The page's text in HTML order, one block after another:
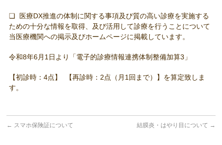
❏ 医療DX推進の体制に関する事項及び質の高い診療を実施する
ための十分な情報を取得、及び活用して診療を行うことについて
当医療機関への掲示及びホームページに掲載しています。
令和8年6月1日より「電子的診療情報連携体制整備加算3」
【初診時：4点】 【再診時：2点（月1回まで）】を算定致しま
す。
← スマホ保険証について 結膜炎・はやり目について →